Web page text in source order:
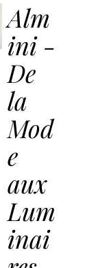
Alm
ini -
De
la
Mod
e
aux
Lum
inai